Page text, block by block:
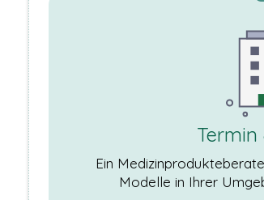
Ein
Modelle in Ihrer
Statistiken.
Dieses
Analysetool
ist Google
Analytics.
DRITTANBIETER
EINBETTUNGEN
Derzeit
verwenden wir
nur Google Maps
und Youtube als